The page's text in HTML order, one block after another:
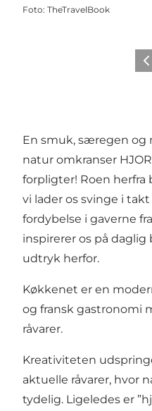
Foto: TheTravelBook
En smuk, særegen
natur omkranser
forpligter! Roen herfra
vi lader os svinge i
fordybelse i gaverne
inspirerer os på daglig
udtryk herfor.
Køkkenet er en
og fransk gastronomi
råvarer.
Kreativiteten
aktuelle råvarer, hvor
tydelig. Ligeledes er